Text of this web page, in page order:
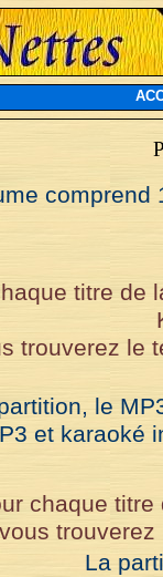
comprend
titre de
trouverez le
le
et karaoké
chaque
vous
La